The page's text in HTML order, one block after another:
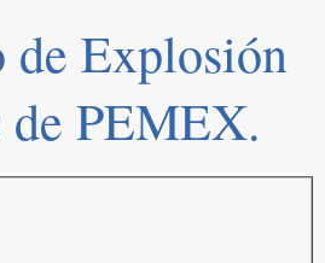
de Explosión
de PEMEX.